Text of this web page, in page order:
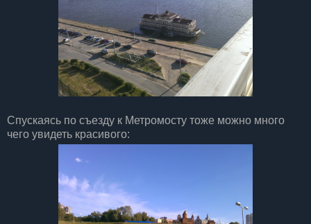
Спускаясь по съезду к Метромосту тоже можно много
чего увидеть красивого: